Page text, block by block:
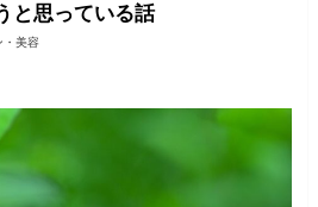
と思っている話
・美容